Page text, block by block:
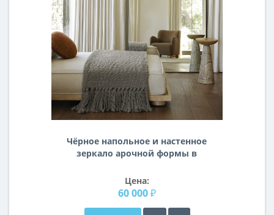
Чёрное напольное и настенное
зеркало арочной формы в
Цена:
60 000 ₽